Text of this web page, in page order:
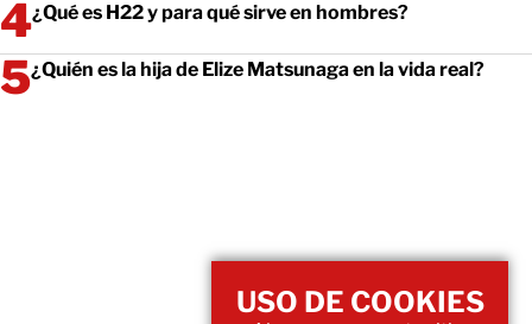
¿Qué es H22 y para qué sirve en hombres?
¿Quién es la hija de Elize Matsunaga en la vida real?
USO DE COOKIES